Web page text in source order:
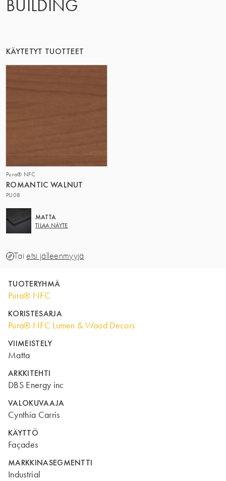
BUILDING
KÄYTETYT TUOTTEET
Pura® NFC
ROMANTIC WALNUT
PU08
MATTA
TILAA NÄYTE
Taietsi jälleenmyyjä
TUOTERYHMÄ
Pura® NFC
KORISTESARJA
Pura® NFC Lumen & Wood Decors
VIIMEISTELY
Matta
ARKKITEHTI
DBS Energy inc
VALOKUVAAJA
Cynthia Carris
KÄYTTÖ
Façades
MARKKINASEGMENTTI
Industrial